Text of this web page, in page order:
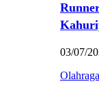
03/07/
Olahraga